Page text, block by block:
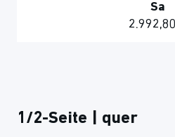
Sa
1/2-Seite | quer